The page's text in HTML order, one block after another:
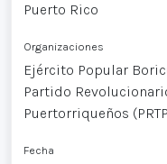
Puerto Rico
Organizaciones
Ejército Popular
Partido
Puertorriqueños
Fecha